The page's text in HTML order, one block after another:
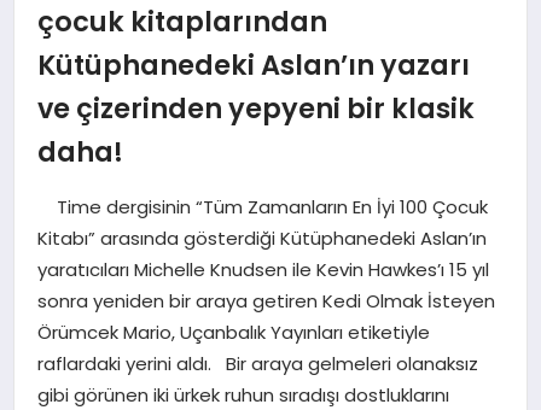
TEKNOLOJI
EKONOMI
MAGAZIN
çocuk kitaplarından
Kütüphanedeki Aslan’ın yazarı
ve çizerinden yepyeni bir klasik
daha!
Time dergisinin “Tüm Zamanların En İyi 100 Çocuk
Kitabı” arasında gösterdiği Kütüphanedeki Aslan’ın
yaratıcıları Michelle Knudsen ile Kevin Hawkes’ı 15 yıl
sonra yeniden bir araya getiren Kedi Olmak İsteyen
Örümcek Mario, Uçanbalık Yayınları etiketiyle
raflardaki yerini aldı. Bir araya gelmeleri olanaksız
gibi görünen iki ürkek ruhun sıradışı dostluklarını